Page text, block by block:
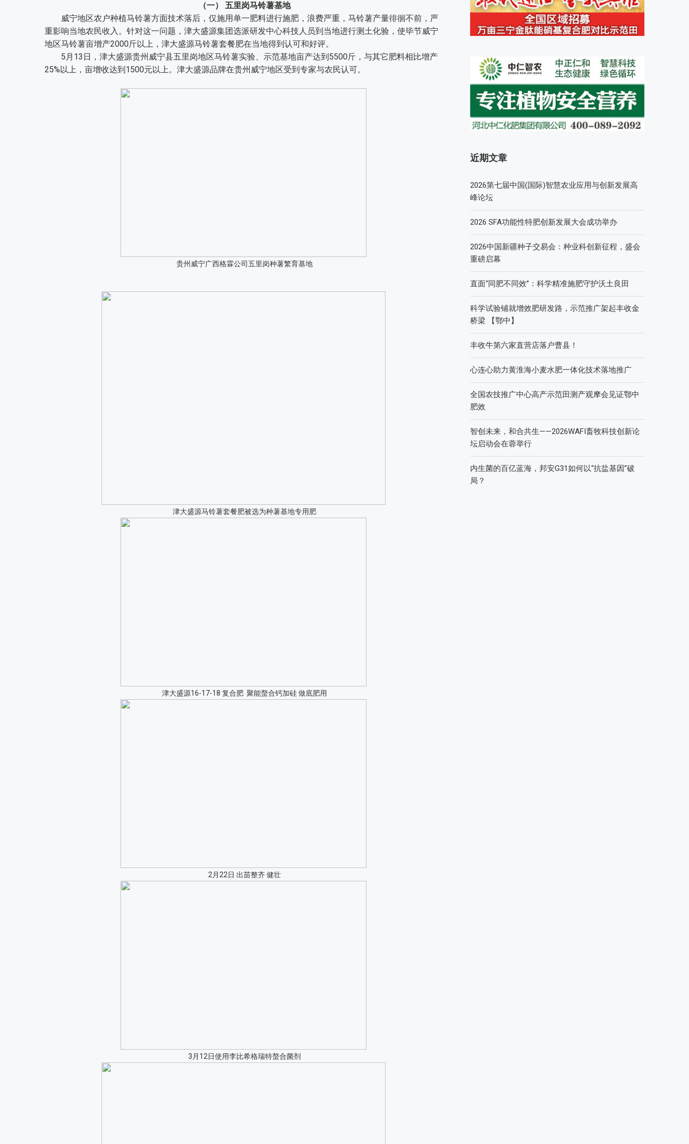
（一） 五里岗马铃薯基地
威宁地区农户种植马铃薯方面技术落后，仅施用单一肥料进行施肥，浪费严重，马铃薯产量徘徊不前，严
重影响当地农民收入。针对这一问题，津大盛源集团选派研发中心科技人员到当地进行测土化验，使毕节威宁
地区马铃薯亩增产2000斤以上，津大盛源马铃薯套餐肥在当地得到认可和好评。
5月13日，津大盛源贵州威宁县五里岗地区马铃薯实验、示范基地亩产达到5500斤，与其它肥料相比增产
25%以上，亩增收达到1500元以上。津大盛源品牌在贵州威宁地区受到专家与农民认可。
贵州威宁广西格霖公司五里岗种薯繁育基地
津大盛源马铃薯套餐肥被选为种薯基地专用肥
津大盛源16-17-18 复合肥 聚能螯合钙加硅 做底肥用
2月22日 出苗整齐 健壮
3月12日使用李比希格瑞特螯合菌剂
近期文章
2026第七届中国(国际)智慧农业应用与创新发展高
峰论坛
2026 SFA功能性特肥创新发展大会成功举办
2026中国新疆种子交易会：种业科创新征程，盛会
重磅启幕
直面“同肥不同效”：科学精准施肥守护沃土良田
科学试验铺就增效肥研发路，示范推广架起丰收金
桥梁 【鄂中】
丰收牛第六家直营店落户曹县！
心连心助力黄淮海小麦水肥一体化技术落地推广
全国农技推广中心高产示范田测产观摩会见证鄂中
肥效
智创未来，和合共生——2026WAFI畜牧科技创新论
坛启动会在蓉举行
内生菌的百亿蓝海，邦安G31如何以“抗盐基因”破
局？